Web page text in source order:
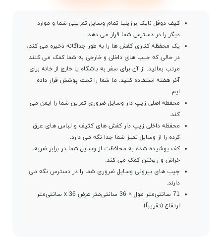
کیف دوفل نایک برزیلیا تمام وسایل تمرینی شما و موارد
دیگر را در دسترس شما قرار می دهد.
یک محفظه کناری کفش ها را به طور جداگانه ذخیره می کند،
در حالی که جیب های داخلی و خارجی به شما کمک می کنند
مرتب بمانید. از آن برای سفر به باشگاه یا خارج از خانه برای
آخر هفته استفاده کنید. ما شما را تحت پوشش قرار داده
ایم.
محفظه اصلی زیپ دار وسایل ضروری تمرین شما را ایمن می
کند.
محفظه داخلی زیپ دار کفش های کثیف و لباس های عرق
کرده را از وسایل تمیز شما جدا نگه می دارد.
کف پوشیده شده به محافظت از وسایل شما در برابر ضربه،
خراش و ریختن کمک می کند.
جیب های بیرونی وسایل ضروری شما را در دسترس نگه می
دارند.
71 سانتی‌متر طول × 36 سانتی‌متر عرض x 36 سانتی‌متر
ارتفاع (تقریباً).